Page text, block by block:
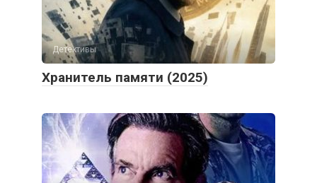
Детективы
Хранитель памяти (2025)